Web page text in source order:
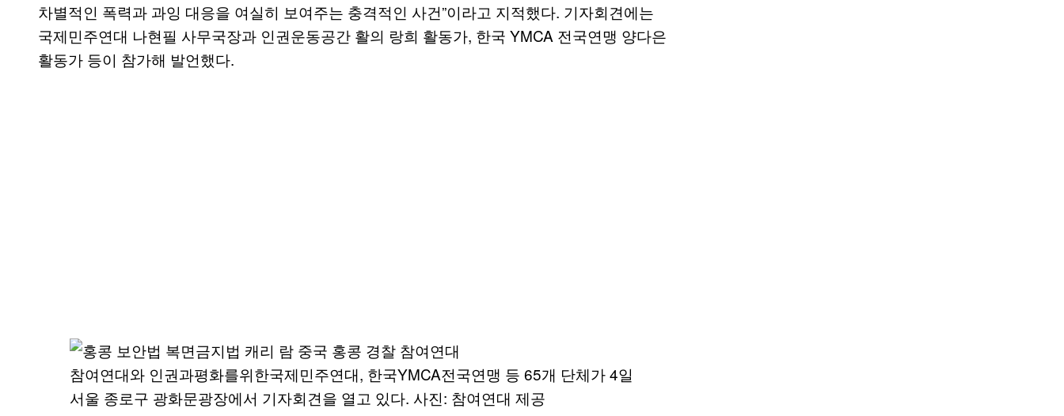
차별적인 폭력과 과잉 대응을 여실히 보여주는 충격적인 사건”이라고 지적했다. 기자회견에는
국제민주연대 나현필 사무국장과 인권운동공간 활의 랑희 활동가, 한국 YMCA 전국연맹 양다은
활동가 등이 참가해 발언했다.
참여연대와 인권과평화를위한국제민주연대, 한국YMCA전국연맹 등 65개 단체가 4일
서울 종로구 광화문광장에서 기자회견을 열고 있다. 사진: 참여연대 제공